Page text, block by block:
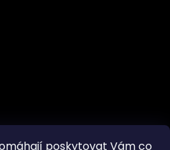
poskytovat Vám co